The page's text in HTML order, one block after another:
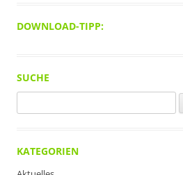
DOWNLOAD-TIPP:
SUCHE
nach:
KATEGORIEN